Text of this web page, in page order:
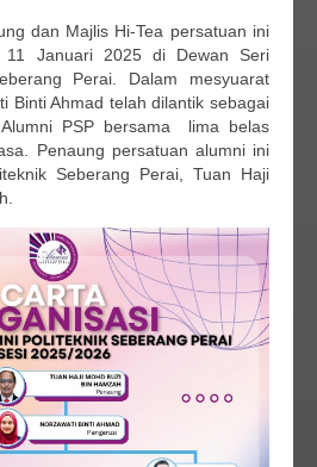
dan Majlis Hi-Tea persatuan ini
11 Januari 2025 di Dewan Seri
Perai. Dalam mesyuarat
Binti Ahmad telah dilantik sebagai
Alumni PSP bersama lima belas
Penaung persatuan alumni ini
Seberang Perai, Tuan Haji